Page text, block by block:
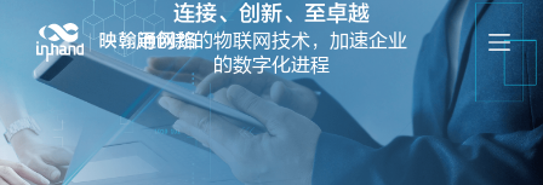
跳
过
内
容
连接、创新、至卓越
用创新的物联网技术，加速企业
的数字化进程